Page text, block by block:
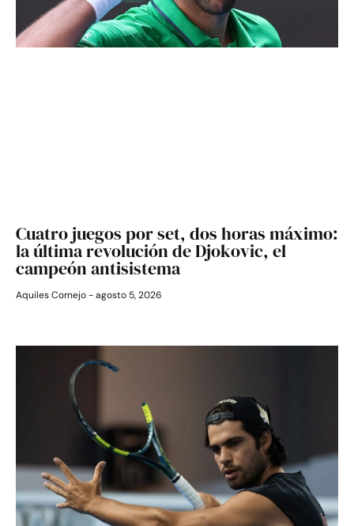
Cuatro juegos por set, dos horas máximo:
la última revolución de Djokovic, el
campeón antisistema
Aquiles Cornejo agosto 5, 2026